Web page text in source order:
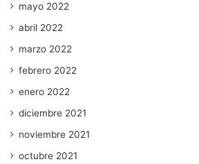
mayo 2022
abril 2022
marzo 2022
febrero 2022
enero 2022
diciembre 2021
noviembre 2021
octubre 2021